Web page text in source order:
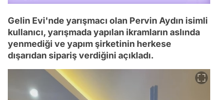
Gelin Evi'nde yarışmacı olan Pervin Aydın isimli
kullanıcı, yarışmada yapılan ikramların aslında
yenmediği ve yapım şirketinin herkese
dışarıdan sipariş verdiğini açıkladı.